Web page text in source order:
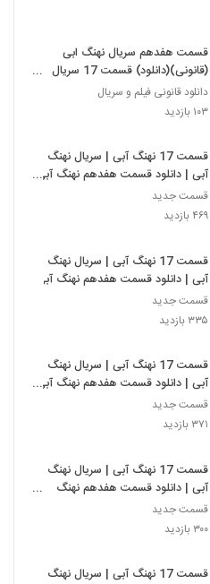
قسمت هفدهم سریال نهنگ ابی
(قانونی)(دانلود) قسمت 17 سریال
نهنگ ابی
دانلود قانونی فیلم و سریال
۱۰۳ بازدید
قسمت 17 نهنگ آبی | سریال نهنگ
آبی | دانلود قسمت هفدهم نهنگ آبی
- - --- -
قسمت جدید
۴۶۹ بازدید
قسمت 17 نهنگ آبی | سریال نهنگ
آبی | دانلود قسمت هفدهم نهنگ آبی
قسمت جدید
۳۳۵ بازدید
قسمت 17 نهنگ آبی | سریال نهنگ
آبی | دانلود قسمت هفدهم نهنگ آبی
- - --
قسمت جدید
۳۷۱ بازدید
قسمت 17 نهنگ آبی | سریال نهنگ
آبی | دانلود قسمت هفدهم نهنگ
آبی-- -
قسمت جدید
۳۰۰ بازدید
قسمت 17 نهنگ آبی | سریال نهنگ